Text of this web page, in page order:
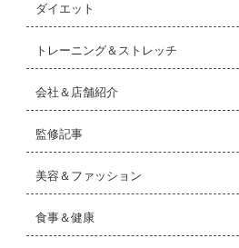
ダイエット
トレーニング＆ストレッチ
会社＆店舗紹介
監修記事
美容＆ファッション
食事＆健康